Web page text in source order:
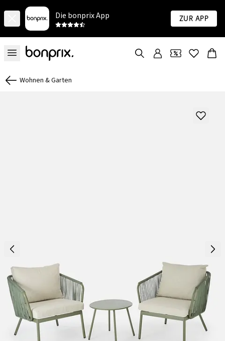
Die bonprix App Zur App
Wohnen & Garten